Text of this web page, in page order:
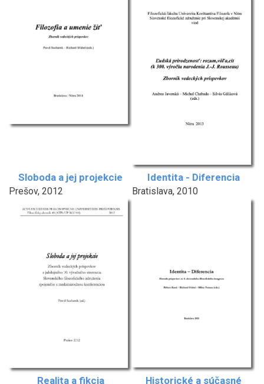
Sloboda a jej projekcie
Prešov, 2012
Identita - Diferencia
Bratislava, 2010
Realita a fikcia Historické a súčasné